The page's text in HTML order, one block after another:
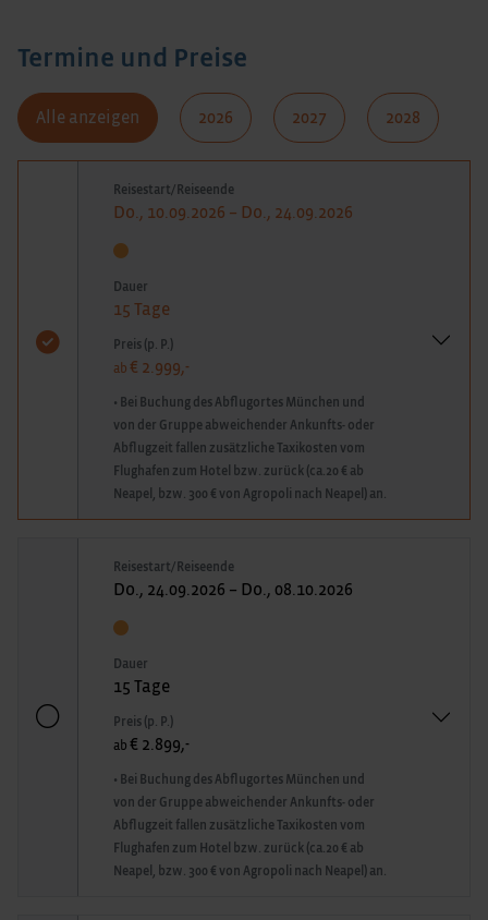
Termine und Preise
Alle anzeigen 2026 2027 2028
Reisestart/Reiseende
Do., 10.09.2026 – Do., 24.09.2026
Dauer
15 Tage
Preis (p. P.)
ab € 2.999,-
• Bei Buchung des Abflugortes München und
von der Gruppe abweichender Ankunfts- oder
Abflugzeit fallen zusätzliche Taxikosten vom
Flughafen zum Hotel bzw. zurück (ca.20 € ab
Neapel, bzw. 300 € von Agropoli nach Neapel) an.
Reisestart/Reiseende
Do., 24.09.2026 – Do., 08.10.2026
Dauer
15 Tage
Preis (p. P.)
ab € 2.899,-
• Bei Buchung des Abflugortes München und
von der Gruppe abweichender Ankunfts- oder
Abflugzeit fallen zusätzliche Taxikosten vom
Flughafen zum Hotel bzw. zurück (ca.20 € ab
Neapel, bzw. 300 € von Agropoli nach Neapel) an.